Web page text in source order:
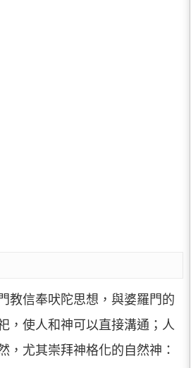
教信奉吠陀思想，與婆羅門的
使人和神可以直接溝通；人
，尤其崇拜神格化的自然神：